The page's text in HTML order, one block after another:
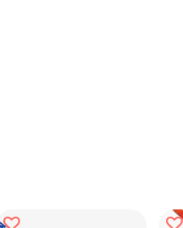
единого размера и
резиновый логотип